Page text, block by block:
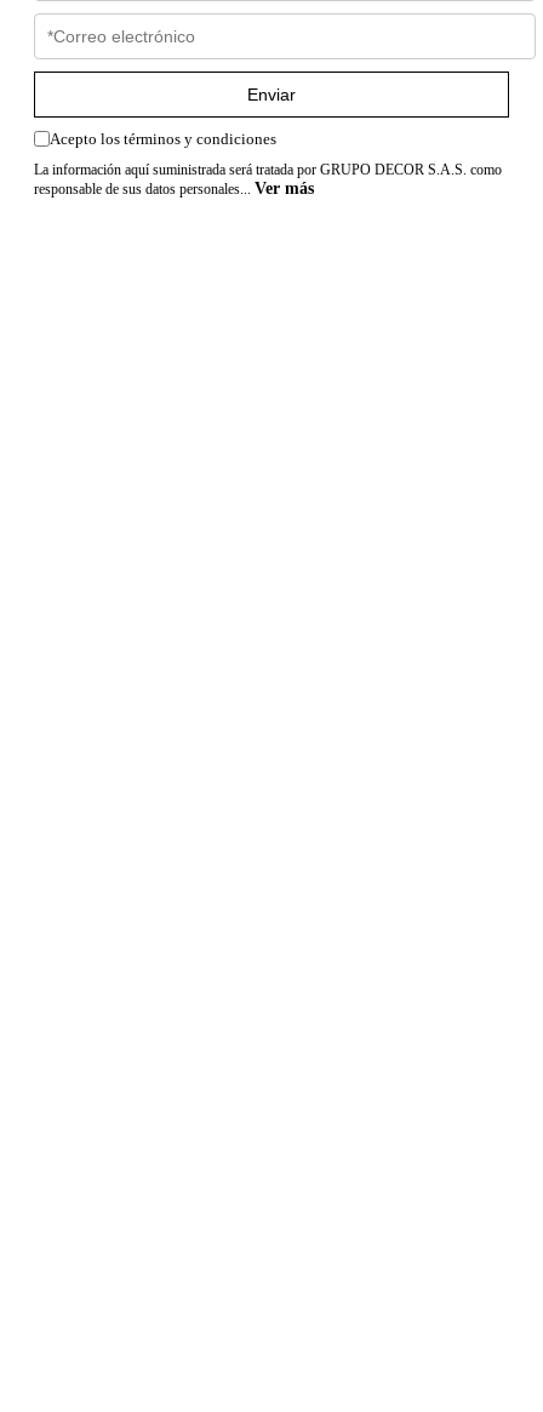
Enviar
Acepto los términos y condiciones
La información aquí suministrada será tratada por GRUPO DECOR S.A.S. como
responsable de sus datos personales... Ver más